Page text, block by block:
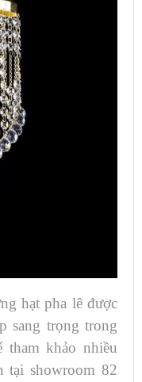
hạt pha lê được
sang trọng trong
tham khảo nhiều
tại showroom 82